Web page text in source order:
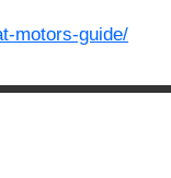
motors-guide/